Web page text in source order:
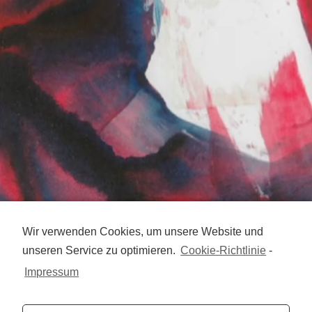
Wir verwenden Cookies, um unsere Website und
unseren Service zu optimieren. Cookie-Richtlinie -
Impressum